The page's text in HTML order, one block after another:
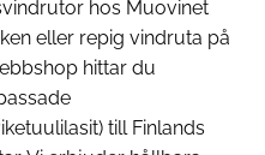
hos Muovinet
eller repig vindruta på
hittar du
till Finlands